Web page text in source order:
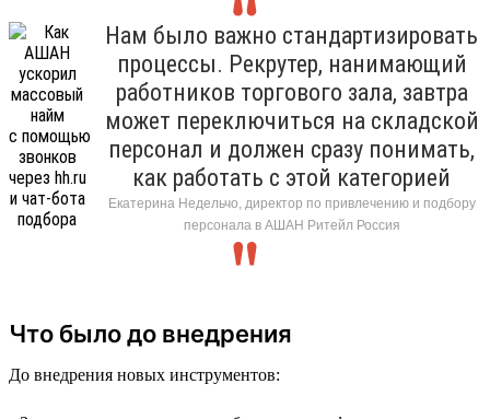
Нам было важно стандартизировать
процессы. Рекрутер, нанимающий
работников торгового зала, завтра
может переключиться на складской
персонал и должен сразу понимать,
как работать с этой категорией
Екатерина Недельчо, директор по привлечению и подбору
персонала в АШАН Ритейл Россия
Что было до внедрения
До внедрения новых инструментов: